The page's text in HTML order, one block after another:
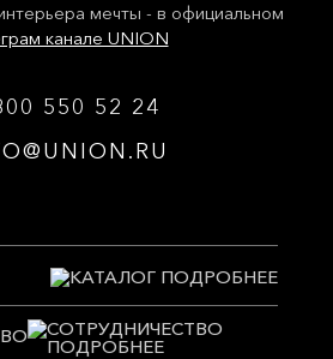
мечты - в официальном
канале UNION
550 52 24